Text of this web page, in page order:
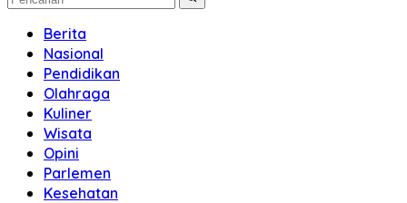
Berita
Nasional
Pendidikan
Olahraga
Kuliner
Wisata
Opini
Parlemen
Kesehatan